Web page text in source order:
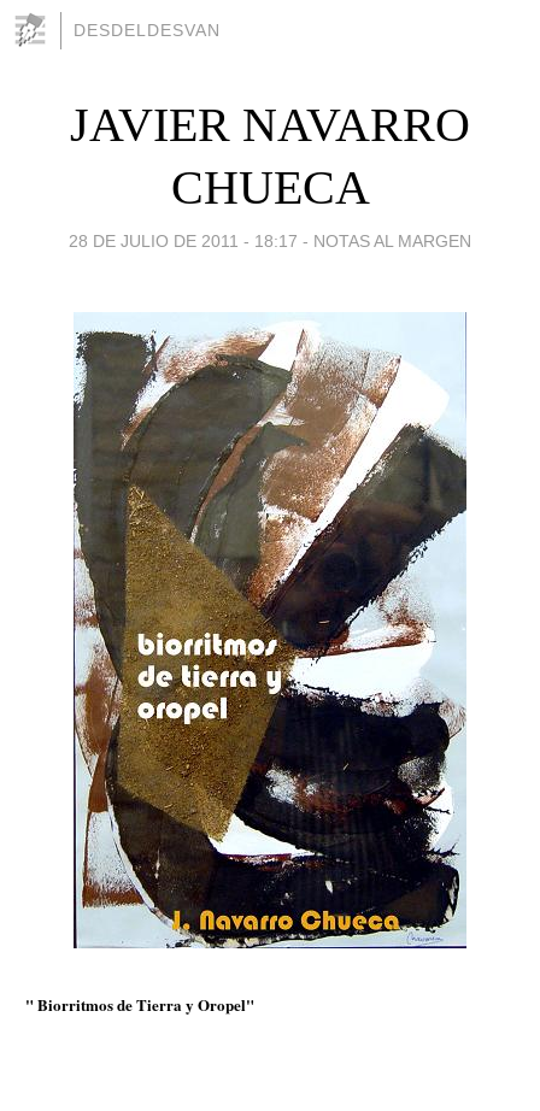
DESDELDESVAN
JAVIER NAVARRO
CHUECA
28 DE JULIO DE 2011 - 18:17 - NOTAS AL MARGEN
" Biorritmos de Tierra y Oropel"